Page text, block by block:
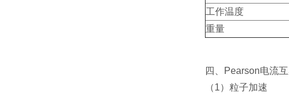
工作温度
重量
四、Pearson电流
（1）粒子加速